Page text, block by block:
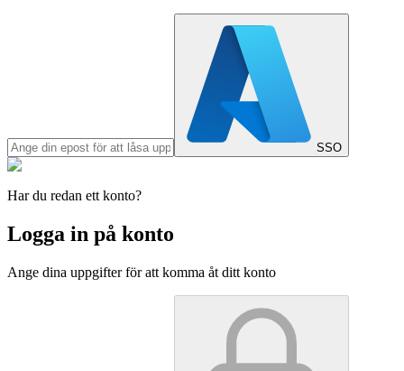
SSO
Har du redan ett konto?
Logga in på konto
Ange dina uppgifter för att komma åt ditt konto